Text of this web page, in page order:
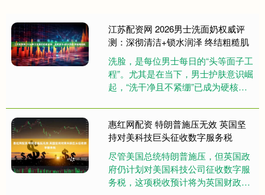
江苏配资网 2026男士洗面奶权威评
测：深彻清洁+锁水润泽 终结粗糙肌
洗脸，是每位男士每日的“头等面子工
程”。尤其是在当下，男士护肤意识崛
起，“洗干净且不紧绷”已成为硬核需
基于实测数据和成分解析，为....
惠红网配资 特朗普施压无效 英国坚
持对美科技巨头征收数字服务税
尽管美国总统特朗普施压，但英国政
府仍计划对美国科技公司征收数字服
务税，这项税收预计将为英国财政部